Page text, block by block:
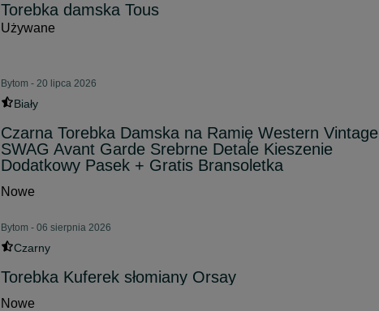
Torebka damska Tous
Używane
Bytom - 20 lipca 2026
Biały
Czarna Torebka Damska na Ramię Western Vintage
SWAG Avant Garde Srebrne Detale Kieszenie
Dodatkowy Pasek + Gratis Bransoletka
Nowe
Bytom - 06 sierpnia 2026
Czarny
Torebka Kuferek słomiany Orsay
Nowe